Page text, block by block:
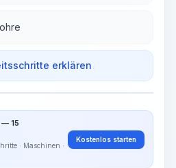
erklären
15
· Maschinen ·
Kostenlos starten